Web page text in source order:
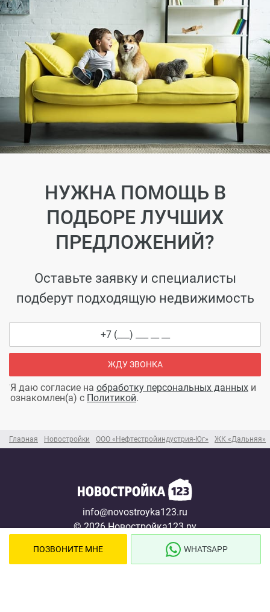
Главная Новостройки ООО «Нефтестройиндустрия-Юг» ЖК «Дальняя»
НУЖНА ПОМОЩЬ В
ПОДБОРЕ ЛУЧШИХ
ПРЕДЛОЖЕНИЙ?
Оставьте заявку и специалисты
подберут подходящую недвижимость
ЖДУ ЗВОНКА
Я даю согласие на обработку персональных данных и
ознакомлен(а) с Политикой.
info@novostroyka123.ru
© 2026 Новостройка123.ру
ПОЗВОНИТЕ МНЕ WHATSAPP